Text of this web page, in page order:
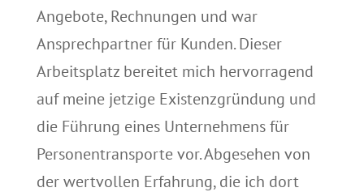
Angebote, Rechnungen und war
Ansprechpartner für Kunden. Dieser
Arbeitsplatz bereitet mich hervorragend
auf meine jetzige Existenzgründung und
die Führung eines Unternehmens für
Personentransporte vor. Abgesehen von
der wertvollen Erfahrung, die ich dort